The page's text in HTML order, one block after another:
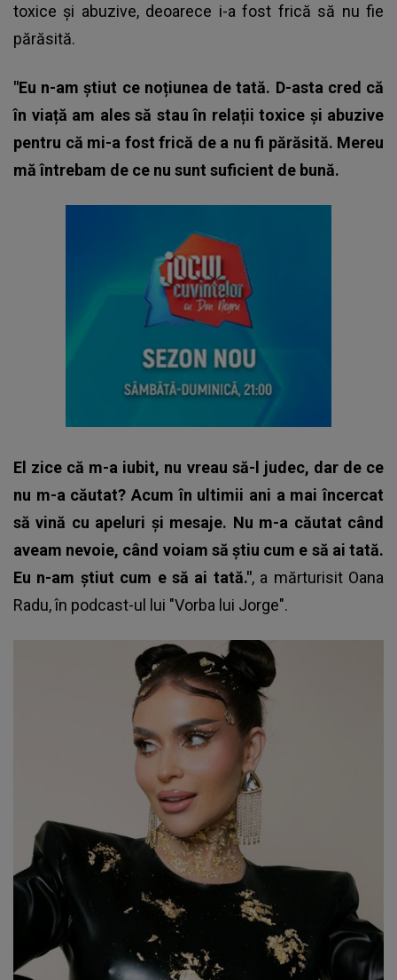
toxice și abuzive, deoarece i-a fost frică să nu fie
părăsită.
"Eu n-am știut ce noțiunea de tată. D-asta cred că
în viață am ales să stau în relații toxice și abuzive
pentru că mi-a fost frică de a nu fi părăsită. Mereu
mă întrebam de ce nu sunt suficient de bună.
El zice că m-a iubit, nu vreau să-l judec, dar de ce
nu m-a căutat? Acum în ultimii ani a mai încercat
să vină cu apeluri și mesaje. Nu m-a căutat când
aveam nevoie, când voiam să știu cum e să ai tată.
Eu n-am știut cum e să ai tată.", a mărturisit Oana
Radu, în podcast-ul lui "Vorba lui Jorge".